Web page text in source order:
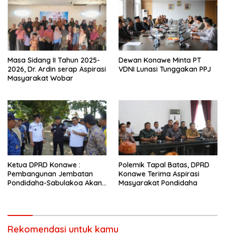
Masa Sidang II Tahun 2025-
2026, Dr. Ardin serap Aspirasi
Masyarakat Wobar
Dewan Konawe Minta PT
VDNI Lunasi Tunggakan PPJ
Ketua DPRD Konawe :
Pembangunan Jembatan
Pondidaha-Sabulakoa Akan
Polemik Tapal Batas, DPRD
Konawe Terima Aspirasi
Masyarakat Pondidaha
Rekomendasi untuk kamu